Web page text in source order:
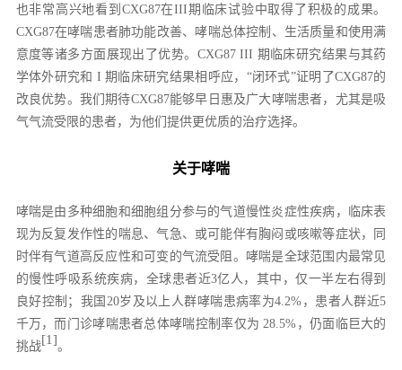
也非常高兴地看到CXG87在III期临床试验中取得了积极的成果。
CXG87在哮喘患者肺功能改善、哮喘总体控制、生活质量和使用满
意度等诸多方面展现出了优势。CXG87 III 期临床研究结果与其药
学体外研究和 I 期临床研究结果相呼应，“闭环式”证明了CXG87的
改良优势。我们期待CXG87能够早日惠及广大哮喘患者，尤其是吸
气气流受限的患者，为他们提供更优质的治疗选择。
关于哮喘
哮喘是由多种细胞和细胞组分参与的气道慢性炎症性疾病，临床表
现为反复发作性的喘息、气急、或可能伴有胸闷或咳嗽等症状，同
时伴有气道高反应性和可变的气流受阻。哮喘是全球范围内最常见
的慢性呼吸系统疾病，全球患者近3亿人，其中，仅一半左右得到
良好控制；我国20岁及以上人群哮喘患病率为4.2%，患者人群近5
千万，而门诊哮喘患者总体哮喘控制率仅为 28.5%，仍面临巨大的
挑战[1]。